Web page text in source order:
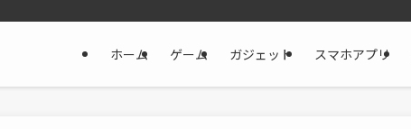
ホーム ゲーム ガジェット スマホアプリ